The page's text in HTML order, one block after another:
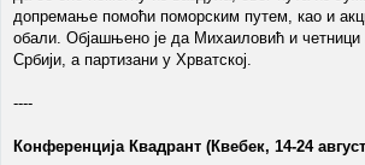
допремање помоћи поморским путем, као и
обали. Објашњено је да Михаиловић и четници
Србији, а партизани у Хрватској.
----
Конференција Квадрант (Квебек, 14-24